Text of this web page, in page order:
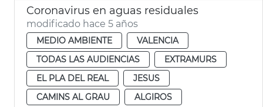
Coronavirus en aguas residuales
modificado hace 5 años
MEDIO AMBIENTE
VALENCIA
TODAS LAS AUDIENCIAS
EXTRAMURS
EL PLA DEL REAL
JESUS
CAMINS AL GRAU
ALGIROS